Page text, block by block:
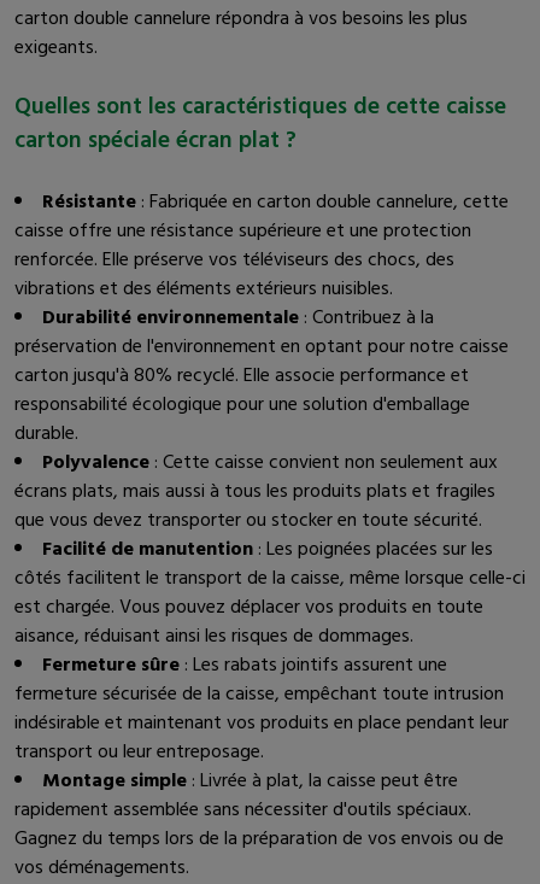
carton double cannelure répondra à vos besoins les plus
exigeants.
Quelles sont les caractéristiques de cette caisse
carton spéciale écran plat ?
Résistante: Fabriquée en carton double cannelure, cette
caisse offre une résistance supérieure et une protection
renforcée. Elle préserve vos téléviseurs des chocs, des
vibrations et des éléments extérieurs nuisibles.
Durabilité environnementale: Contribuez à la
préservation de l'environnement en optant pour notre caisse
carton jusqu'à 80% recyclé. Elle associe performance et
responsabilité écologique pour une solution d'emballage
durable.
Polyvalence: Cette caisse convient non seulement aux
écrans plats, mais aussi à tous les produits plats et fragiles
que vous devez transporter ou stocker en toute sécurité.
Facilité de manutention: Les poignées placées sur les
côtés facilitent le transport de la caisse, même lorsque celle-ci
est chargée. Vous pouvez déplacer vos produits en toute
aisance, réduisant ainsi les risques de dommages.
Fermeture sûre: Les rabats jointifs assurent une
fermeture sécurisée de la caisse, empêchant toute intrusion
indésirable et maintenant vos produits en place pendant leur
transport ou leur entreposage.
Montage simple: Livrée à plat, la caisse peut être
rapidement assemblée sans nécessiter d'outils spéciaux.
Gagnez du temps lors de la préparation de vos envois ou de
vos déménagements.